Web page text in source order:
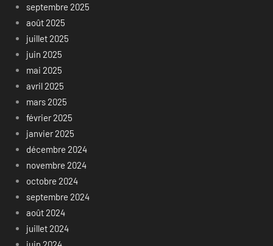
septembre 2025
août 2025
juillet 2025
juin 2025
mai 2025
avril 2025
mars 2025
février 2025
janvier 2025
décembre 2024
novembre 2024
octobre 2024
septembre 2024
août 2024
juillet 2024